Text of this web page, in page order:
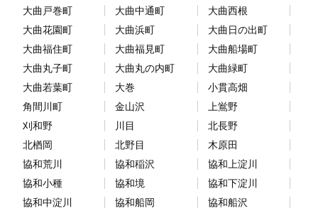
大曲戸巻町
大曲中通町
大曲西根
大曲花園町
大曲浜町
大曲日の出町
大曲福住町
大曲福見町
大曲船場町
大曲丸子町
大曲丸の内町
大曲緑町
大曲若葉町
大巻
小貫高畑
角間川町
金山沢
上鴬野
刈和野
川目
北長野
北楢岡
北野目
木原田
協和荒川
協和稲沢
協和上淀川
協和小種
協和境
協和下淀川
協和中淀川
協和船岡
協和船沢